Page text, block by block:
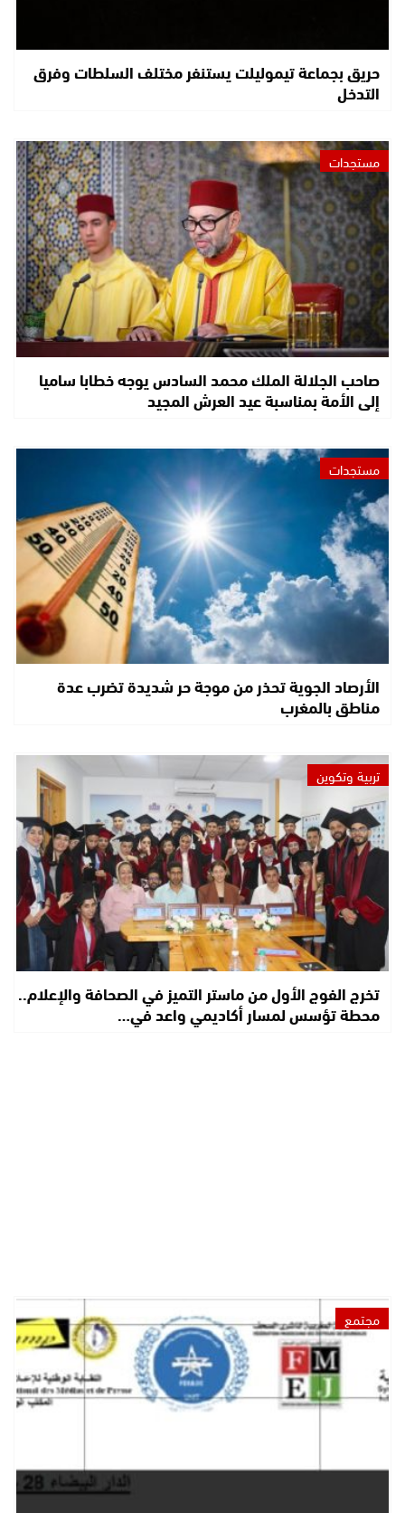
حريق بجماعة تيموليلت يستنفر مختلف السلطات وفرق
التدخل
مستجدات
صاحب الجلالة الملك محمد السادس يوجه خطابا ساميا
إلى الأمة بمناسبة عيد العرش المجيد
مستجدات
الأرصاد الجوية تحذر من موجة حر شديدة تضرب عدة
مناطق بالمغرب
تربية وتكوين
تخرج الفوج الأول من ماستر التميز في الصحافة والإعلام..
محطة تؤسس لمسار أكاديمي واعد في…
مجتمع